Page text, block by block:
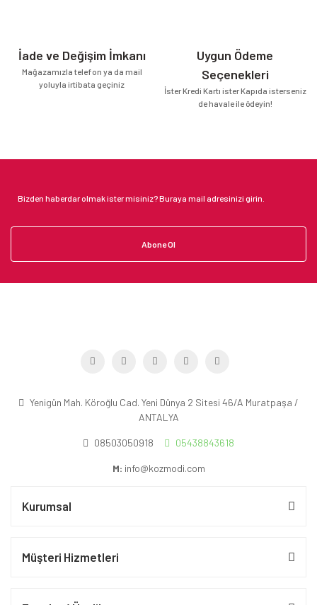
İade ve Değişim İmkanı
Mağazamızla telefon ya da mail
yoluyla irtibata geçiniz
Uygun Ödeme
Seçenekleri
İster Kredi Kartı ister Kapıda isterseniz
de havale ile ödeyin!
Abone Ol
Yenigün Mah. Köroğlu Cad. Yeni Dünya 2 Sitesi 46/A Muratpaşa /
ANTALYA
08503050918 05438843618
M: info@kozmodi.com
Kurumsal
Müşteri Hizmetleri